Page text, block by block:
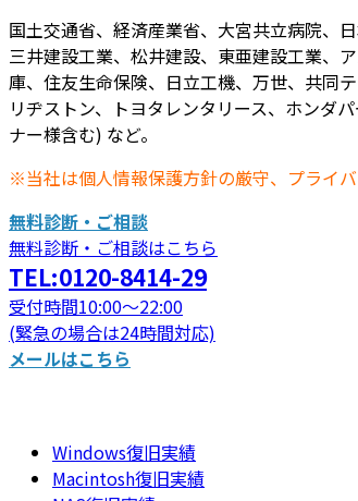
国土交通省、経済産業省、大宮共立病院、
三井建設工業、松井建設、東亜建設工業、
庫、住友生命保険、日立工機、万世、共同
リヂストン、トヨタレンタリース、ホンダ
ナー様含む) など。
※当社は個人情報保護方針の厳守、プライバ
無料診断・ご相談
無料診断・ご相談はこちら
TEL:0120-8414-29
受付時間10:00～22:00
(緊急の場合は24時間対応)
メールはこちら
Windows復旧実績
Macintosh復旧実績